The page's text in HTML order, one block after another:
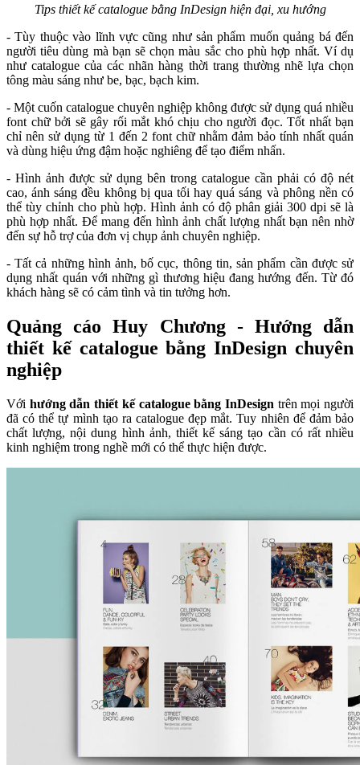
Tips thiết kế catalogue bằng InDesign hiện đại, xu hướng
- Tùy thuộc vào lĩnh vực cũng như sản phẩm muốn quảng bá đến
người tiêu dùng mà bạn sẽ chọn màu sắc cho phù hợp nhất. Ví dụ
như catalogue của các nhãn hàng thời trang thường nhẽ lựa chọn
tông màu sáng như be, bạc, bạch kim.
- Một cuốn catalogue chuyên nghiệp không được sử dụng quá nhiều
font chữ bởi sẽ gây rối mắt khó chịu cho người đọc. Tốt nhất bạn
chỉ nên sử dụng từ 1 đến 2 font chữ nhằm đảm bảo tính nhất quán
và dùng hiệu ứng đậm hoặc nghiêng để tạo điểm nhấn.
- Hình ảnh được sử dụng bên trong catalogue cần phải có độ nét
cao, ánh sáng đều không bị qua tối hay quá sáng và phông nền có
thể tùy chỉnh cho phù hợp. Hình ảnh có độ phân giải 300 dpi sẽ là
phù hợp nhất. Để mang đến hình ảnh chất lượng nhất bạn nên nhờ
đến sự hỗ trợ của đơn vị chụp ảnh chuyên nghiệp.
- Tất cả những hình ảnh, bố cục, thông tin, sản phẩm cần được sử
dụng nhất quán với những gì thương hiệu đang hướng đến. Từ đó
khách hàng sẽ có cảm tình và tin tưởng hơn.
Quảng cáo Huy Chương - Hướng dẫn
thiết kế catalogue bằng InDesign chuyên
nghiệp
Với hướng dẫn thiết kế catalogue bằng InDesign trên mọi người
đã có thể tự mình tạo ra catalogue đẹp mắt. Tuy nhiên để đảm bảo
chất lượng, nội dung hình ảnh, thiết kế sáng tạo cần có rất nhiều
kinh nghiệm trong nghề mới có thể thực hiện được.